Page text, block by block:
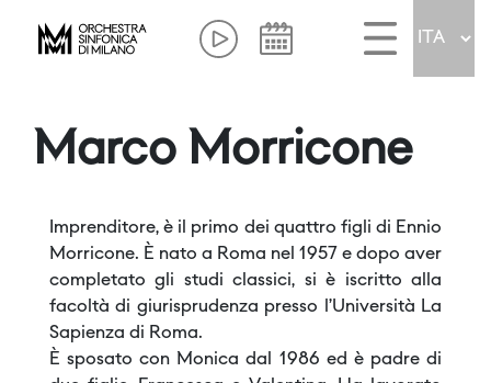
Marco Morricone
Imprenditore, è il primo dei quattro figli di Ennio
Morricone. È nato a Roma nel 1957 e dopo aver
completato gli studi classici, si è iscritto alla
facoltà di giurisprudenza presso l’Università La
Sapienza di Roma.
È sposato con Monica dal 1986 ed è padre di